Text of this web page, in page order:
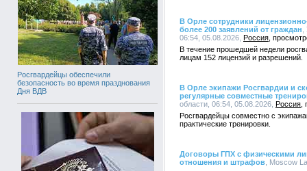
Росгвардейцы обеспечили
безопасность во время празднования
Дня ВДВ
В Орле сотрудники
более 200 заявлений от граждан
06:54, 05.08.2026, Россия
В течение прошедшей недели
лицам 152 лицензий и разрешений.
В Орле экипажи Росгвардии и
регулярные совместные
области, 06:54, 05.08.2026, Россия
Росгвардейцы совместно с
практические тренировки.
Договоры ГПХ с физическими
отношения и штрафов , Moscow